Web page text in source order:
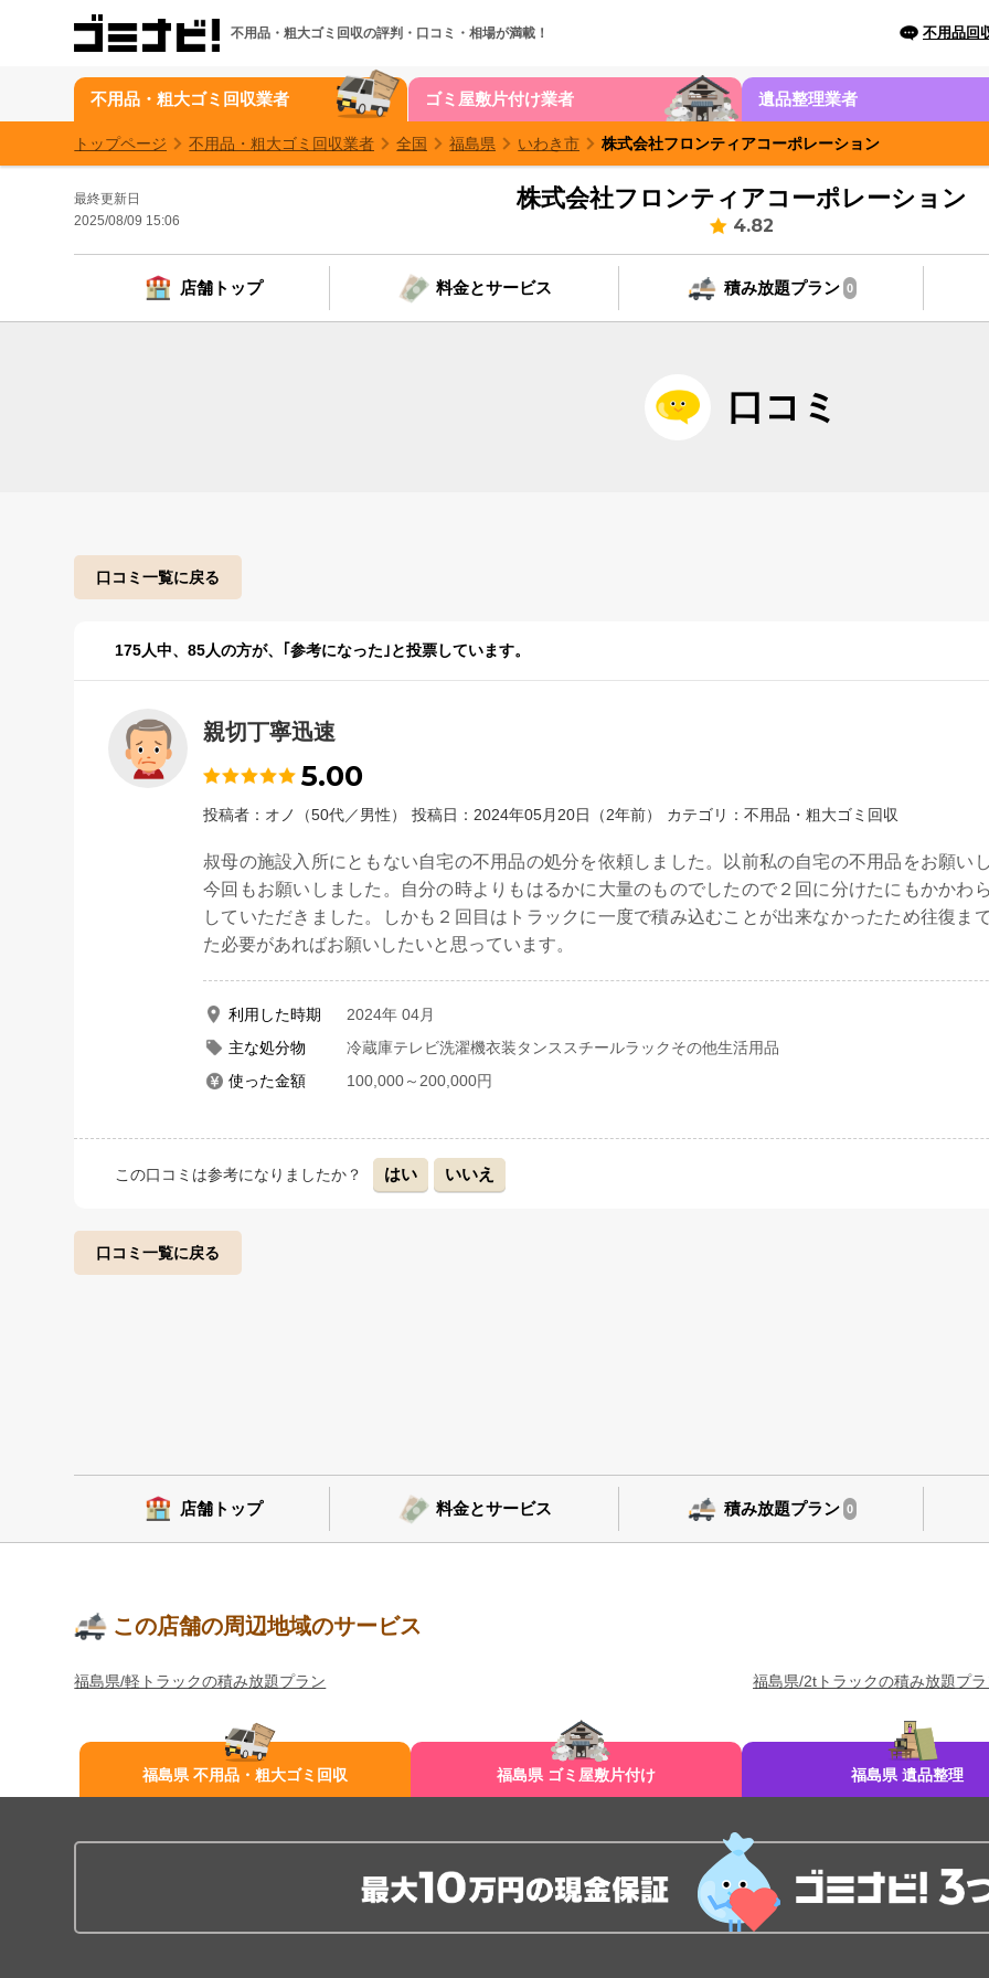
不用品・粗大ゴミ回収の評判・口コミ・相場が満載！ 不用品回
不用品・粗大ゴミ回収業者 ゴミ屋敷片付け業者 遺品整理業者
トップページ 不用品・粗大ゴミ回収業者 全国 福島県 いわき市 株式会社フロンティアコーポレーション
株式会社フロンティアコーポレーション
4.82
最終更新日
2025/08/09 15:06
店舗トップ 料金とサービス 積み放題プラン 0
口コミ
口コミ一覧に戻る
親切丁寧迅速
5.00
投稿者：オノ（50代／男性） 投稿日：2024年05月20日（2年前） カテゴリ：不用品・粗大ゴミ回収
叔母の施設入所にともない自宅の不用品の処分を依頼しました。以前私の自宅の不用品をお願い
今回もお願いしました。自分の時よりもはるかに大量のものでしたので２回に分けたにもかかわ
していただきました。しかも２回目はトラックに一度で積み込むことが出来なかったため往復ま
た必要があればお願いしたいと思っています。
利用した時期
2024年 04月
主な処分物
冷蔵庫テレビ洗濯機衣装タンススチールラックその他生活用品
使った金額
100,000～200,000円
この口コミは参考になりましたか？ はい いいえ
175人中、85人の方が、｢参考になった｣と投票しています。
口コミ一覧に戻る
店舗トップ 料金とサービス 積み放題プラン 0
この店舗の周辺地域のサービス
福島県/軽トラックの積み放題プラン 福島県/2tトラックの積み放題プ
福島県 不用品・粗大ゴミ回収 福島県 ゴミ屋敷片付け 福島県 遺品整理